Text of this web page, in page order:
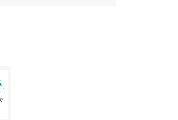
ては水が浸水する場合がござ